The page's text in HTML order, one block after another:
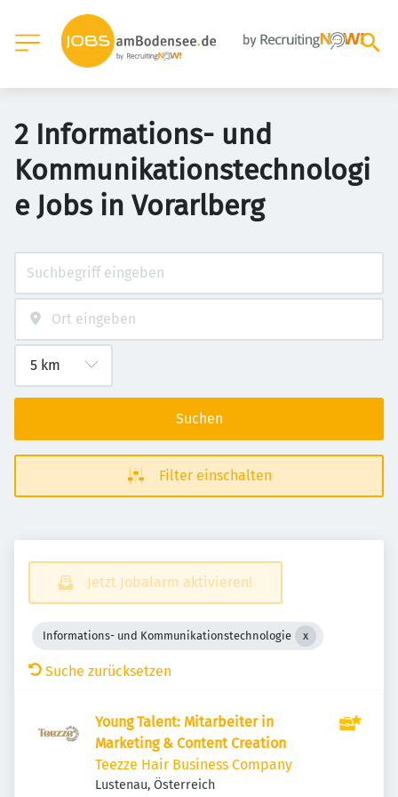
2 Informations- und
Kommunikationstechnologi
e Jobs in Vorarlberg
Suchen
Filter einschalten
Jetzt Jobalarm aktivieren!
Informations- und Kommunikationstechnologie
Suche zurücksetzen
Young Talent: Mitarbeiter in
Marketing & Content Creation
Teezze Hair Business Company
Lustenau, Österreich